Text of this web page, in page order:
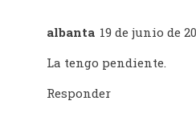
albanta 19 de junio de
La tengo pendiente.
Responder